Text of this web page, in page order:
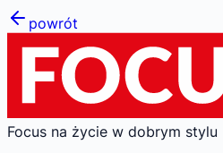
powrót
Focus na życie w dobrym stylu